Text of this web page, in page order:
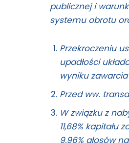
publicznej i
systemu obrotu
Przekroczeniu
upadłości
wyniku
Przed ww.
W związku z
11,68%
9,96% głosów